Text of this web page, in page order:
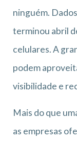
ninguém.
terminou abril
celulares. A
podem
visibilidade e
Mais do que
as empresas